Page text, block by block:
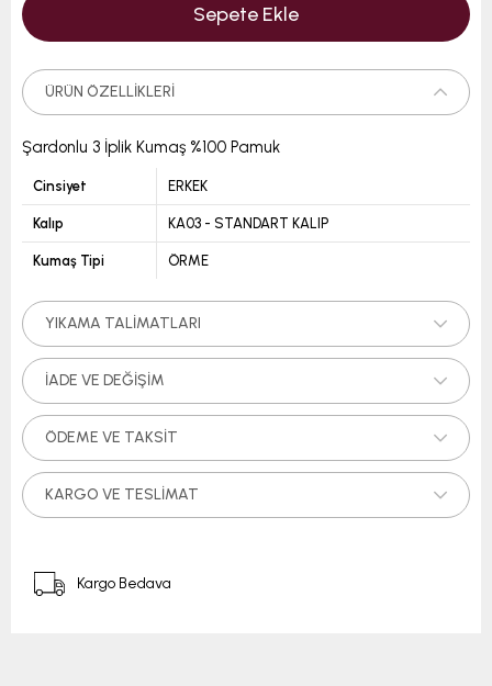
ÜRÜN ÖZELLIKLERI
Şardonlu 3 İplik Kumaş %100 Pamuk
Cinsiyet ERKEK
Kalıp KA03 - STANDART KALIP
Kumaş Tipi ÖRME
YIKAMA TALIMATLARI
İADE VE DEĞIŞIM
ÖDEME VE TAKSIT
KARGO VE TESLIMAT
Kargo Bedava